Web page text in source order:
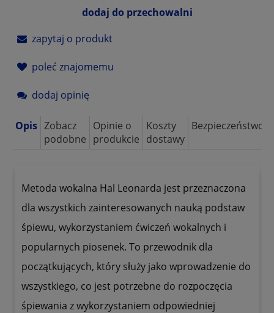
dodaj do przechowalni
zapytaj o produkt
poleć znajomemu
dodaj opinię
Opis Zobacz
podobne
Opinie o
produkcie
Koszty
dostawy
Bezpieczeństwo
Metoda wokalna Hal Leonarda jest przeznaczona
dla wszystkich zainteresowanych nauką podstaw
śpiewu, wykorzystaniem ćwiczeń wokalnych i
popularnych piosenek. To przewodnik dla
początkujących, który służy jako wprowadzenie do
wszystkiego, co jest potrzebne do rozpoczęcia
śpiewania z wykorzystaniem odpowiedniej